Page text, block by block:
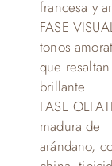
francesa y
FASE
tonos
que
brillante.
FASE
madura de
arándano,